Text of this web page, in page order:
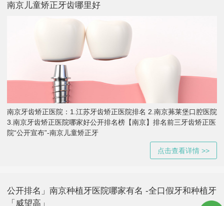
南京儿童矫正牙齿哪里好
南京牙齿矫正医院：1.江苏牙齿矫正医院排名 2.南京茀莱堡口腔医院
3.南京牙齿矫正医院哪家好公开排名榜【南京】排名前三牙齿矫正医
院“公开宣布”-南京儿童矫正牙
点击查看详情 >>
公开排名」南京种植牙医院哪家有名 -全口假牙和种植牙
「威望高」